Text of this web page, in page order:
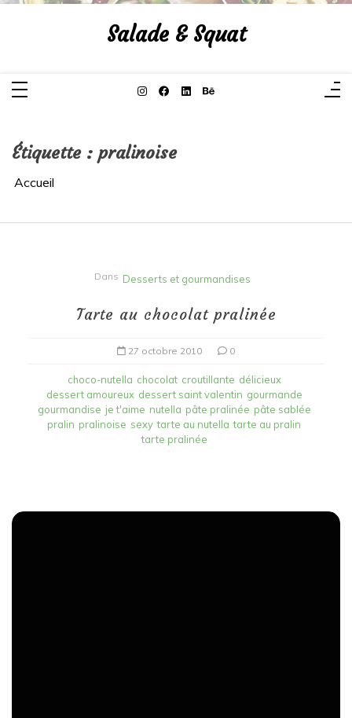
Aller
Salade & Squat
Étiquette : pralinoise
Accueil
Dans Desserts et gourmandises
Tarte au chocolat pralinée
27 octobre 2010 0
choco-nutella chocolat croutillante délicieux
dessert amoureux dessert saint valentin gourmande
gourmandise je t'aime nutella pâte pralinée pâte sablée
pralin pralinoise sexy tarte au nutella tarte au pralin
tarte pralinée